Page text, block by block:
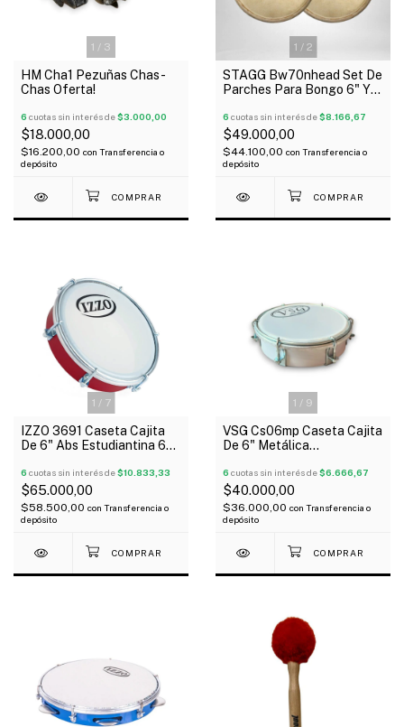
1 / 3
HM Cha1 Pezuñas Chas-
Chas Oferta!
6 cuotas sin interés de$3.000,00
$18.000,00
$16.200,00 con Transferencia o
depósito
1 / 2
STAGG Bw70nhead Set De
Parches Para Bongo 6" Y
6 cuotas sin interés de$8.166,67
$49.000,00
$44.100,00 con Transferencia o
depósito
1 / 7
IZZO 3691 Caseta Cajita
De 6" Abs Estudiantina 6
6 cuotas sin interés de$10.833,33
$65.000,00
$58.500,00 con Transferencia o
depósito
1 / 9
VSG Cs06mp Caseta Cajita
De 6" Metálica
6 cuotas sin interés de$6.666,67
$40.000,00
$36.000,00 con Transferencia o
depósito